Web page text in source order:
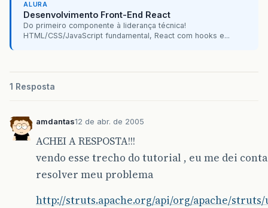
ALURA
Desenvolvimento Front-End React
Do primeiro componente à liderança técnica!
HTML/CSS/JavaScript fundamental, React com hooks e...
1 Resposta
amdantas12 de abr. de 2005
ACHEI A RESPOSTA!!!
vendo esse trecho do tutorial , eu me dei
resolver meu problema
http://struts.apache.org/api/org/apache/